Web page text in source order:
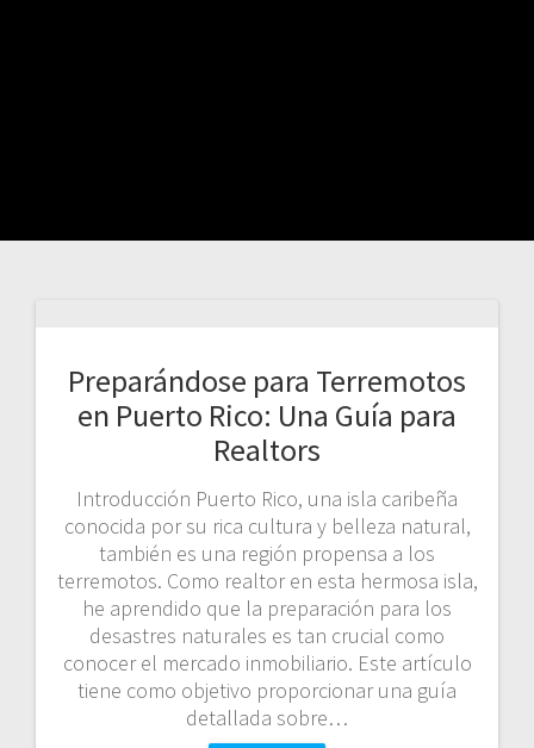
Preparándose para Terremotos
en Puerto Rico: Una Guía para
Realtors
Introducción Puerto Rico, una isla caribeña
conocida por su rica cultura y belleza natural,
también es una región propensa a los
terremotos. Como realtor en esta hermosa isla,
he aprendido que la preparación para los
desastres naturales es tan crucial como
conocer el mercado inmobiliario. Este artículo
tiene como objetivo proporcionar una guía
detallada sobre…